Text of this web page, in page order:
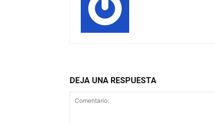
DEJA UNA RESPUESTA